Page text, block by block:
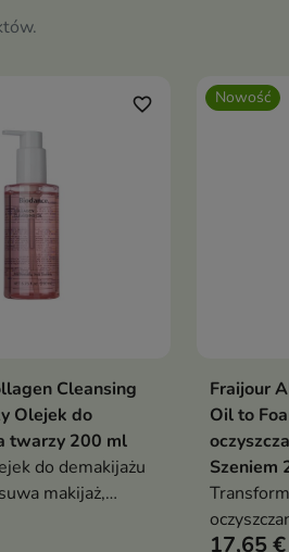
do koszyka
favorite_border
Cleansing
Olejek do
twarzy 200 ml
do demakijażu
makijaż,
skórę gładką oraz
Nowość
Fraijour
Oil to
Szeniem
17,65 €